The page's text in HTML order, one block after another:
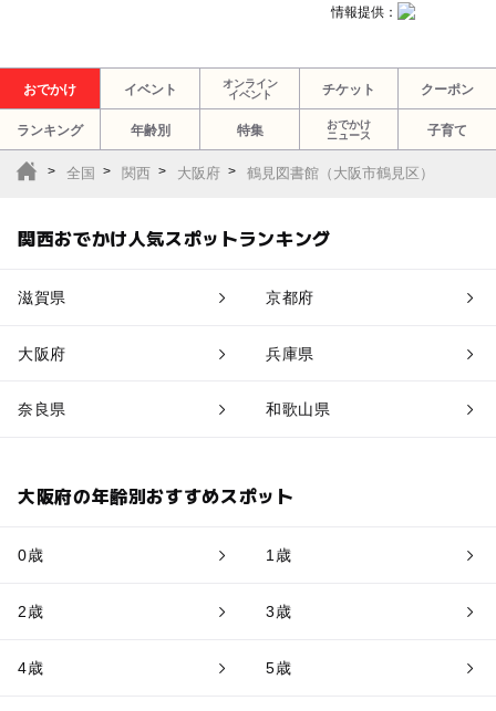
情報提供：
おでかけ イベント
オンライン
イベント
チケット クーポン
ランキング 年齢別 特集
おでかけ
ニュース
子育て
全国 関西 大阪府 鶴見図書館（大阪市鶴見区）
関西おでかけ人気スポットランキング
滋賀県 京都府
大阪府 兵庫県
奈良県 和歌山県
大阪府の年齢別おすすめスポット
0歳 1歳
2歳 3歳
4歳 5歳